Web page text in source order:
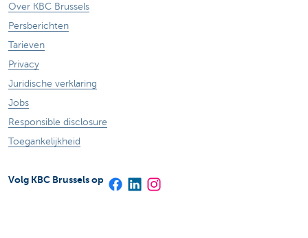
Over KBC Brussels
Persberichten
Tarieven
Privacy
Juridische verklaring
Jobs
Responsible disclosure
Toegankelijkheid
Volg KBC Brussels op